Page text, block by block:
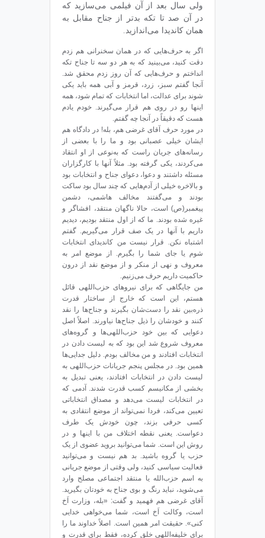
ولی سال بعد از آن فیلمی می‌سازید که
در آن صد تا تکه‌ بدتر از جناح مقابل به
همان کاندیدا می‌اندازید.
اگر به حرف‌هایی که در همان سخنرانی هم زدم
دقت کنید، می‌بینید که به هر دو سه تا جناح تکه
انداختم و حرف‌هایی که آن روز زدم محقق شد.
آنجا گفتم سبز، زرد، قرمز و آبی همه باید یکی
شوند برای عدالت، اما انتخابات که تمام شود، همه‌
اینها رو در روی هم قرار می‌گیرند. خودم یادم
هست که دقیقاً در آنجا چه گفتم.
در مورد حرف آقای غرضی هم، بله! در دادگاه هم
ایشان خیلی عصبانی بود و ما را با بعضی از
رسانه‌های جریان راست که به‌نوعی از او انتقاد
می‌کردند، یکی گرفته بود. مثلاً آنها با کارگزاران
مسئله داشتند و دعوا، دعوای جناح و انتخابات بود
و بالاخره خیلی از آدم‌هایی که چند سال بود ساکت
بودند و می‌گفتند مخالف هاشمی، دشمن
پیغمبر(ص) است، حالا ناگهان منتقد، افشاگر و
غیره شده بودند. ما که از اول منتقد بودیم، دیدیم
داریم با آنها در یک صف قرار می‌گیریم. گفتم
اشتباه نکن. قرار نیست من کاندیدای انتخابات
شوم یا جای شما را بگیرم. از موضع امر به
معروف و نهی از منکر و از موضع نقد از درون
حاکمیت داریم حرف می‌زنیم.
من جایگاهی که برای نیروهای حزب‌اللهی قائل
هستم، این است که خارج از ساختار قدرت
ذره‌بین نقد را دست‌شان بگیرند و جناح‌ها را نقد
کنند و خودشان را ذیل جناح‌ها نیاورند. اصلاً اصل
دعوایی که بین خود حزب‌اللهی‌ها و گروه‌های
معروف شروع شد این بود که به لیست دادن در
انتخابات افتادند و من مخالف بودم. دلیل جدایی‌ها
همین بود. در مجلس پنجم جریانات حزب‌اللهی به
لیست دادن در انتخابات افتادند، یعنی تبدیل به
بخشی از مکانیسم کسب قدرت شدند. آدمی که
در انتخابات لیست می‌دهد و مصداق انتخاباتی
تعیین می‌کند، فردا نمی‌تواند از موضع انتقادی به
کسی حرفی بزند، چون خودش یک طرف
دعواست. یعنی نقطه‌ اختلاف من با اینها و در
روش این است. شما می‌توانید بروید عضوی از یک
حزب یا گروه باشید. بد هم نیست و می‌توانید
فعالیت سیاسی کنید، ولی وقتی از موضع جریانی
به اسم حزب‌الله یا منتقد اجتماعی مصلح وارد
می‌شوید، نباید رنگ و بوی جناح به خودتان بگیرید.
آقای غرضی هم فهمید و گفت: «بله، وزارت اَخ
است، وکالت اَخ است، شما می‌خواهی خدایی
کنی». حقیقت امر همین است. اصلاً خداوند ما را
برای خلیفه‌اللهی خلق کرده، فقط برای قدرت و